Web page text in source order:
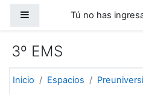
Pánel lateralTú no has
3º EMS
Inicio Espacios